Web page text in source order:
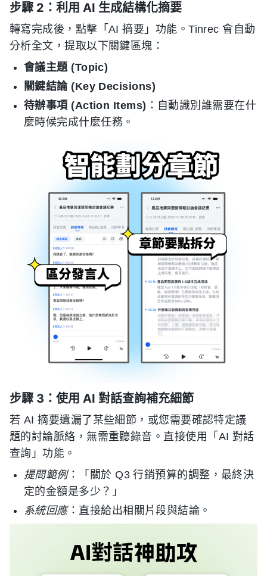
步驟 2：利用 AI 生成結構化摘要
轉寫完成後，點擊「AI 摘要」功能。Tinrec 會自動
分析全文，提取以下關鍵區塊：
會議主題 (Topic)
關鍵結論 (Key Decisions)
待辦事項 (Action Items) ：自動識別誰需要在什
麼時候完成什麼任務。
步驟 3：使用 AI 對話查詢補充細節
若 AI 摘要遺漏了某些細節，或您需要確認特定議
題的討論脈絡，無需重聽錄音。直接使用「AI 對話
查詢」功能。
提問範例：「關於 Q3 行銷預算的調整，最終決
定的金額是多少？」
系統回應：直接給出相關片段與結論。